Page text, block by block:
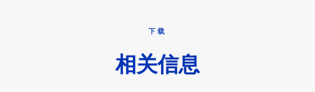
下载
相关信息